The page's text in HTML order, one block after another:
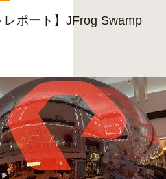
レポート】JFrog Swamp